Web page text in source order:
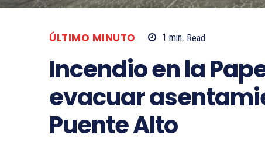
ÚLTIMO MINUTO 1 min. Read
Incendio en la
evacuar
Puente Alto